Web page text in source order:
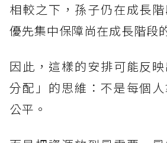
相較之下，孫子仍在成長
優先集中保障尚在成長階段
因此，這樣的安排可能反
分配」的思維：不是每個
公平。